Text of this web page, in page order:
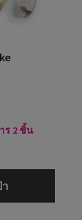
ร 2 ชิ้น